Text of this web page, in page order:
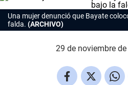
Una mujer denunció que Bayate
falda. (ARCHIVO)
29 de noviembre